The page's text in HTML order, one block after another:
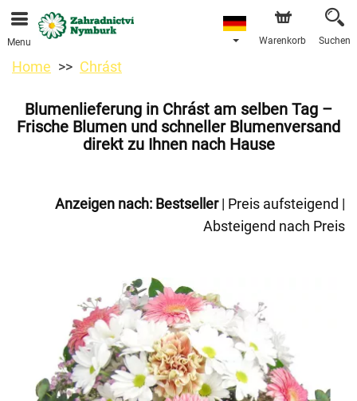
Bestellungen über unseren Onlineshop nehmen wir gerne
entgegen. Der frühestmögliche Liefertermin ist ab dem
11.08.2026 aufgrund von Betriebsurlaub.
Menu Warenkorb Suchen
Home Chrást
Blumenlieferung in Chrást am selben Tag –
Frische Blumen und schneller Blumenversand
direkt zu Ihnen nach Hause
Anzeigen nach: Bestseller| Preis aufsteigend |
Absteigend nach Preis